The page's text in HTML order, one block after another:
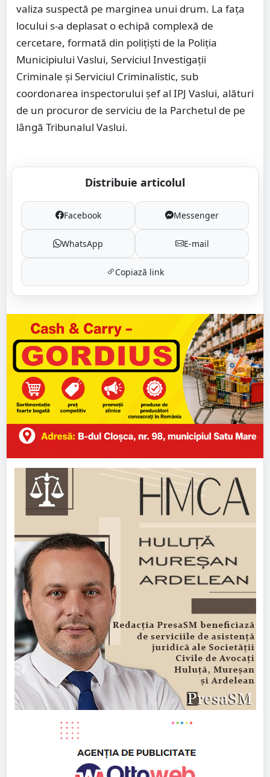
valiza suspectă pe marginea unui drum. La fața
locului s-a deplasat o echipă complexă de
cercetare, formată din polițiști de la Poliția
Municipiului Vaslui, Serviciul Investigații
Criminale și Serviciul Criminalistic, sub
coordonarea inspectorului șef al IPJ Vaslui, alături
de un procuror de serviciu de la Parchetul de pe
lângă Tribunalul Vaslui.
Distribuie articolul
Facebook Messenger
WhatsApp E-mail
Copiază link